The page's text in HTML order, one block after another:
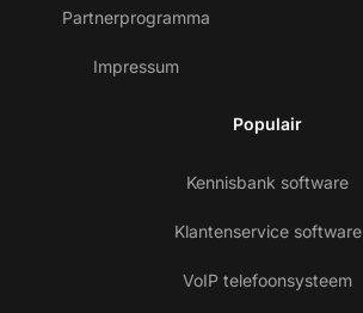
Partnerprogramma
Impressum
Populair
Kennisbank software
Klantenservice software
VoIP telefoonsysteem